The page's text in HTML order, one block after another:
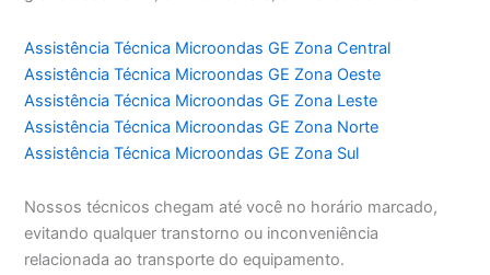
Assistência Técnica Microondas GE Zona Central
Assistência Técnica Microondas GE Zona Oeste
Assistência Técnica Microondas GE Zona Leste
Assistência Técnica Microondas GE Zona Norte
Assistência Técnica Microondas GE Zona Sul
Nossos técnicos chegam até você no horário marcado,
evitando qualquer transtorno ou inconveniência
relacionada ao transporte do equipamento.